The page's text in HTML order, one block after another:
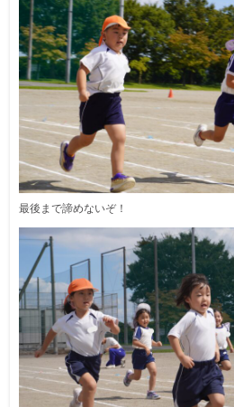
最後まで諦めないぞ！